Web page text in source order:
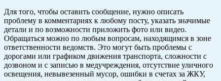
Для того, чтобы оставить сообщение, нужно описать
проблему в комментариях к любому посту, указать значимые
детали и по возможности приложить фото или видео.
Обращаться можно по любым вопросам, находящимся в зоне
ответственности ведомств. Это могут быть проблемы с
дорогами или графиком движения транспорта, сложности с
дозвоном и с записью в медучреждения, отсутствие уличного
освещения, невывезенный мусор, ошибки в счетах за ЖКУ,